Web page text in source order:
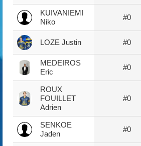
KUIVANIEMI
Niko
#0
LOZE Justin #0
MEDEIROS
Eric
#0
ROUX
FOUILLET
Adrien
#0
SENKOE
Jaden
#0